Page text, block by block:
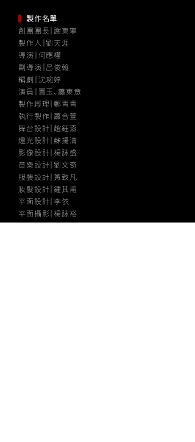
製作名單
創團團長｜謝東寧
製作人｜劉天涯
導演｜何應權
副導演｜呂俊翰
編劇｜沈琬婷
演員｜賈玉、蕭東意
製作經理｜鄭青青
執行製作｜蕭合萱
舞台設計｜趙鈺涵
燈光設計｜蘇揚清
影像設計｜楊詠盛
音樂設計｜劉文奇
服裝設計｜黃致凡
妝髮設計｜鍾其甫
平面設計｜李依
平面攝影｜楊詠裕
舞台監督｜藍靖婷